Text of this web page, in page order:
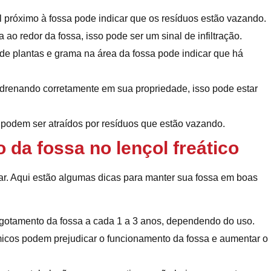
à fossa pode indicar que os resíduos estão vazando.
ao redor da fossa, isso pode ser um sinal de infiltração.
plantas e grama na área da fossa pode indicar que há
corretamente em sua propriedade, isso pode estar
ser atraídos por resíduos que estão vazando.
da fossa no lençol freático
Aqui estão algumas dicas para manter sua fossa em boas
da fossa a cada 1 a 3 anos, dependendo do uso.
podem prejudicar o funcionamento da fossa e aumentar o